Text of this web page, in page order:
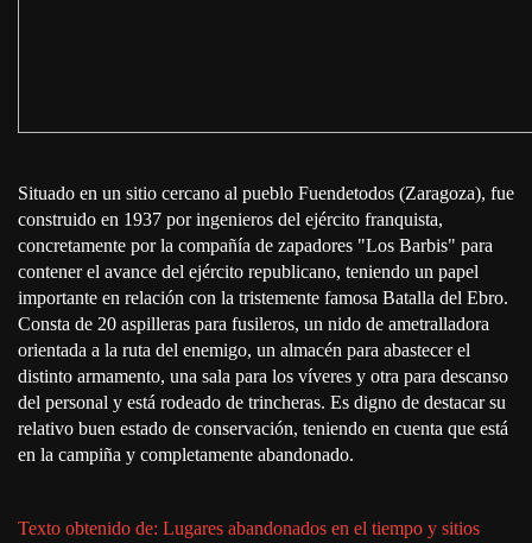
Situado en un sitio cercano al pueblo Fuendetodos (Zaragoza), fue
construido en 1937 por ingenieros del ejército franquista,
concretamente por la compañía de zapadores "Los Barbis" para
contener el avance del ejército republicano, teniendo un papel
importante en relación con la tristemente famosa Batalla del Ebro.
Consta de 20 aspilleras para fusileros, un nido de ametralladora
orientada a la ruta del enemigo, un almacén para abastecer el
distinto armamento, una sala para los víveres y otra para descanso
del personal y está rodeado de trincheras. Es digno de destacar su
relativo buen estado de conservación, teniendo en cuenta que está
en la campiña y completamente abandonado.
Texto obtenido de: Lugares abandonados en el tiempo y sitios